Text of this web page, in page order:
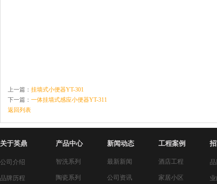
上一篇： 挂墙式小便器YT-301
下一篇： 一体挂墙式感应小便器YT-311
返回列表
关于英鼎
公司介绍
品牌历程
产品中心
智洗系列
陶瓷系列
新闻动态
最新新闻
公司资讯
工程案例
酒店工程
家居小区